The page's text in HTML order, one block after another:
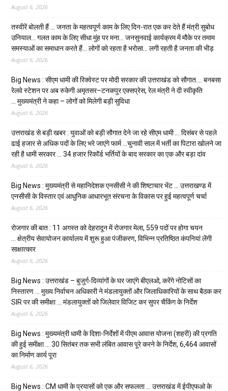
August 6, 2026
तस्वीरें बोलती हैं … जनता के महत्वपूर्ण काम के लिए दिन-रात एक कर देते हैं मंत्री सुबोध
उनियाल… गलत काम के लिए सीधा मुंह पर मना… जनसुनवाई कार्यक्रम में मौके पर तमाम
समस्याओं का समाधान करते हैं… लोगों को रहता है भरोसा… लगी रहती है जनता की भीड़
August 6, 2026
Big News : सीएम धामी की रिक्वेस्ट पर मोदी सरकार की उत्तराखंड को सौगात…. बनबसा
रेलवे स्टेशन पर अब रुकेगी अमृतसर–टनकपुर एक्सप्रेस, रेल मंत्री ने दी स्वीकृति
… मुख्यमंत्री ने कहा – लोगों को मिलेगी बड़ी सुविधा
August 6, 2026
उत्तराखंड से बड़ी खबर : युवाओं को बड़ी सौगात देने जा रहे सीएम धामी … दिसंबर से पहले
ढाई हजार से अधिक पदों के लिए भरे जाएंगे फार्म …चुनावी साल में भर्ती का पिटारा खोलने जा
रही है धामी सरकार … 34 हजार रिकॉर्ड भर्तियों के बाद सरकार का एक और बड़ा दांव
August 6, 2026
Big News : मुख्यमंत्री से महानिदेशक एनसीसी ने की शिष्टाचार भेंट … उत्तराखण्ड में
एनसीसी के विस्तार एवं आधुनिक आधारभूत संरचना के विकास पर हुई महत्वपूर्ण चर्चा
August 6, 2026
रोजगार की बात : 11 अगस्त को देहरादून में रोजगार मेला, 559 पदों पर होगा चयन
… क्षेत्रीय सेवायोजन कार्यालय में शुरू हुआ पंजीकरण, विभिन्न प्रतिष्ठित कंपनियां लेंगी
साक्षात्कार
August 6, 2026
Big News : उत्तराखंड – बुजुर्ग-दिव्यांगों के घर जाएंगे बीएलओ, करेंगे नोटिसों का
निस्तारण … मुख्य निर्वाचन अधिकारी ने मंडलायुक्तों और जिलाधिकारियों के साथ बैठक कर
SIR पर की समीक्षा … मंडलायुक्तों को जिलेवार विजिट कर सुपर चैकिंग के निर्देश
August 6, 2026
Big News : मुख्यमंत्री धामी के दिशा-निर्देशों में पीएम आवास योजना (शहरी) की प्रगति
की हुई समीक्षा … 30 सितंबर तक सभी लंबित आवास पूरे करने के निर्देश, 6,464 आवासों
का निर्माण कार्य पूरा
August 6, 2026
Big News : CM धामी के प्रयासों को एक और सफलता … उत्तराखंड में ईपीएफओ के